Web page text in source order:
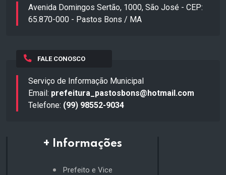
Avenida Domingos Sertão, 1000, São José - CEP:
65.870-000 - Pastos Bons / MA
FALE CONOSCO
Serviço de Informação Municipal
Email: prefeitura_pastosbons@hotmail.com
Telefone: (99) 98552-9034
+ Informações
Prefeito e Vice